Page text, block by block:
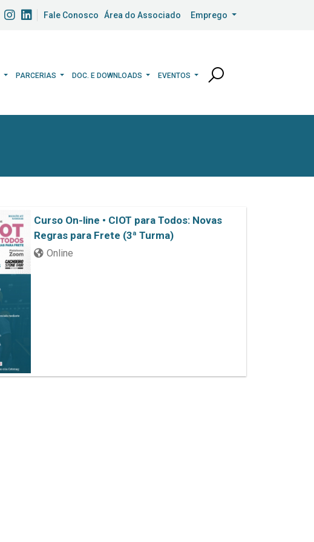
Fale Conosco Área do Associado Emprego
PARCERIAS DOC. E DOWNLOADS EVENTOS
Curso On-line • CIOT para Todos: Novas
Regras para Frete (3ª Turma)
Online